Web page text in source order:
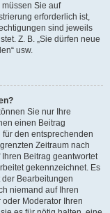
Sie auf
erforderlich ist,
sind jeweils
Z. B. „Sie dürfen neue
usw.
Sie nur Ihre
einen Beitrag
für den entsprechenden
Zeitraum nach
Beitrag geantwortet
gekennzeichnet. Es
Bearbeitungen
niemand auf Ihren
Moderator Ihren